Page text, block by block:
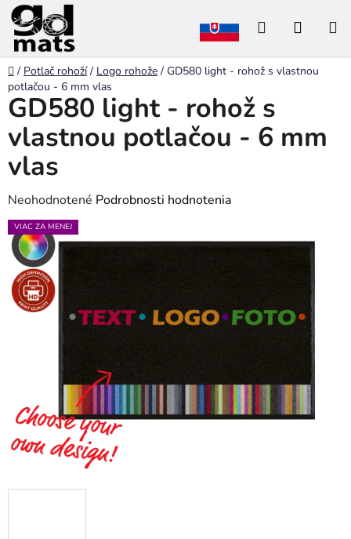
Prejsť
na
obsah
Hľadať
Domov
/ Potlač rohoží / Logo rohože / GD580 light - rohož s vlastnou
potlačou - 6 mm vlas
GD580 light - rohož s
vlastnou potlačou - 6 mm
vlas
Priemerné
hodnotenie
produktu
je
0,0
hviezdičiek.
Neohodnotené Podrobnosti hodnotenia
VIAC ZA MENEJ